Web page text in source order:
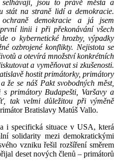
jsou to právě města a
stát na straně lidí a demokracie.
demokracie a já jsem
linii i při překonávání všech
o kybernetické hrozby, výpadky
ozbrojené konflikty. Nejistota se
a otevírá množství konkrétních
a vyměňovat si zkušenosti.
hostit primátorky, primátory
že se náš Pakt svobodných měst,
primátory Budapešti, Varšavy a
tak velmi důležitou při výměně
Bratislavy Matúš Vallo.
i specifická situace v USA, která
solidarity mezi demokratickými
vzniku řešil rozšíření směrem
deset nových členů – primátorů